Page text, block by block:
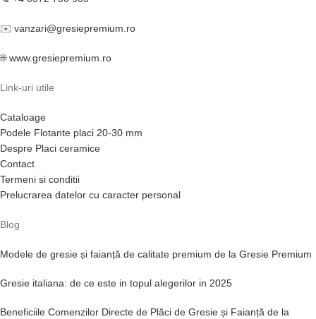
✉️ vanzari@gresiepremium.ro
🌐www.gresiepremium.ro
Link-uri utile
Cataloage
Podele Flotante placi 20-30 mm
Despre Placi ceramice
Contact
Termeni si conditii
Prelucrarea datelor cu caracter personal
Blog
Modele de gresie și faianță de calitate premium de la Gresie Premium
Gresie italiana: de ce este in topul alegerilor in 2025
Beneficiile Comenzilor Directe de Plăci de Gresie și Faianță de la